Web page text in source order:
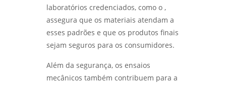
QUALIFICAÇÃO DE SOLDADORES: COMO
LABMETAL
SEGREDOS POR TRÁS DA QUALIDADE E
INOVAÇÃO - LABMETAL
laboratórios credenciados, como o ,
assegura que os materiais atendam a
esses padrões e que os produtos finais
sejam seguros para os consumidores.
Além da segurança, os ensaios
mecânicos também contribuem para a